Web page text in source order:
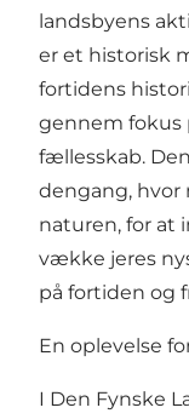
landsbyens
er et historisk
fortidens
gennem
fællesskab.
dengang,
naturen, for at
vække jeres
på fortiden og
En oplevelse
I Den Fynske